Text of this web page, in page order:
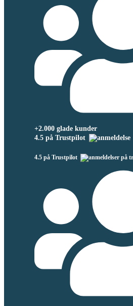
+2.000 glade kunder
4.5 på Trustpilot
4.5 på Trustpilot